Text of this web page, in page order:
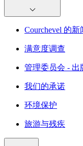
Courchevel 的新
满意度调查
管理委员会 - 出
我们的承诺
环境保护
旅游与残疾